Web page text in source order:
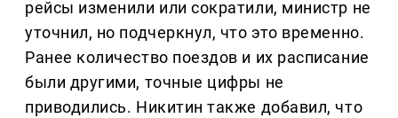
рейсы изменили или сократили, министр не
уточнил, но подчеркнул, что это временно.
Ранее количество поездов и их расписание
были другими, точные цифры не
приводились. Никитин также добавил, что